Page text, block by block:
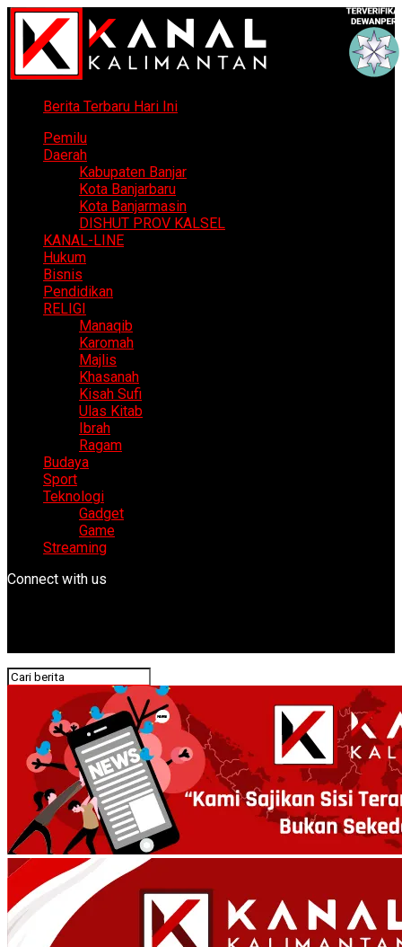
Berita Terbaru Hari Ini
Pemilu
Daerah
Kabupaten Banjar
Kota Banjarbaru
Kota Banjarmasin
DISHUT PROV KALSEL
KANAL-LINE
Hukum
Bisnis
Pendidikan
RELIGI
Manaqib
Karomah
Majlis
Khasanah
Kisah Sufi
Ulas Kitab
Ibrah
Ragam
Budaya
Sport
Teknologi
Gadget
Game
Streaming
Connect with us